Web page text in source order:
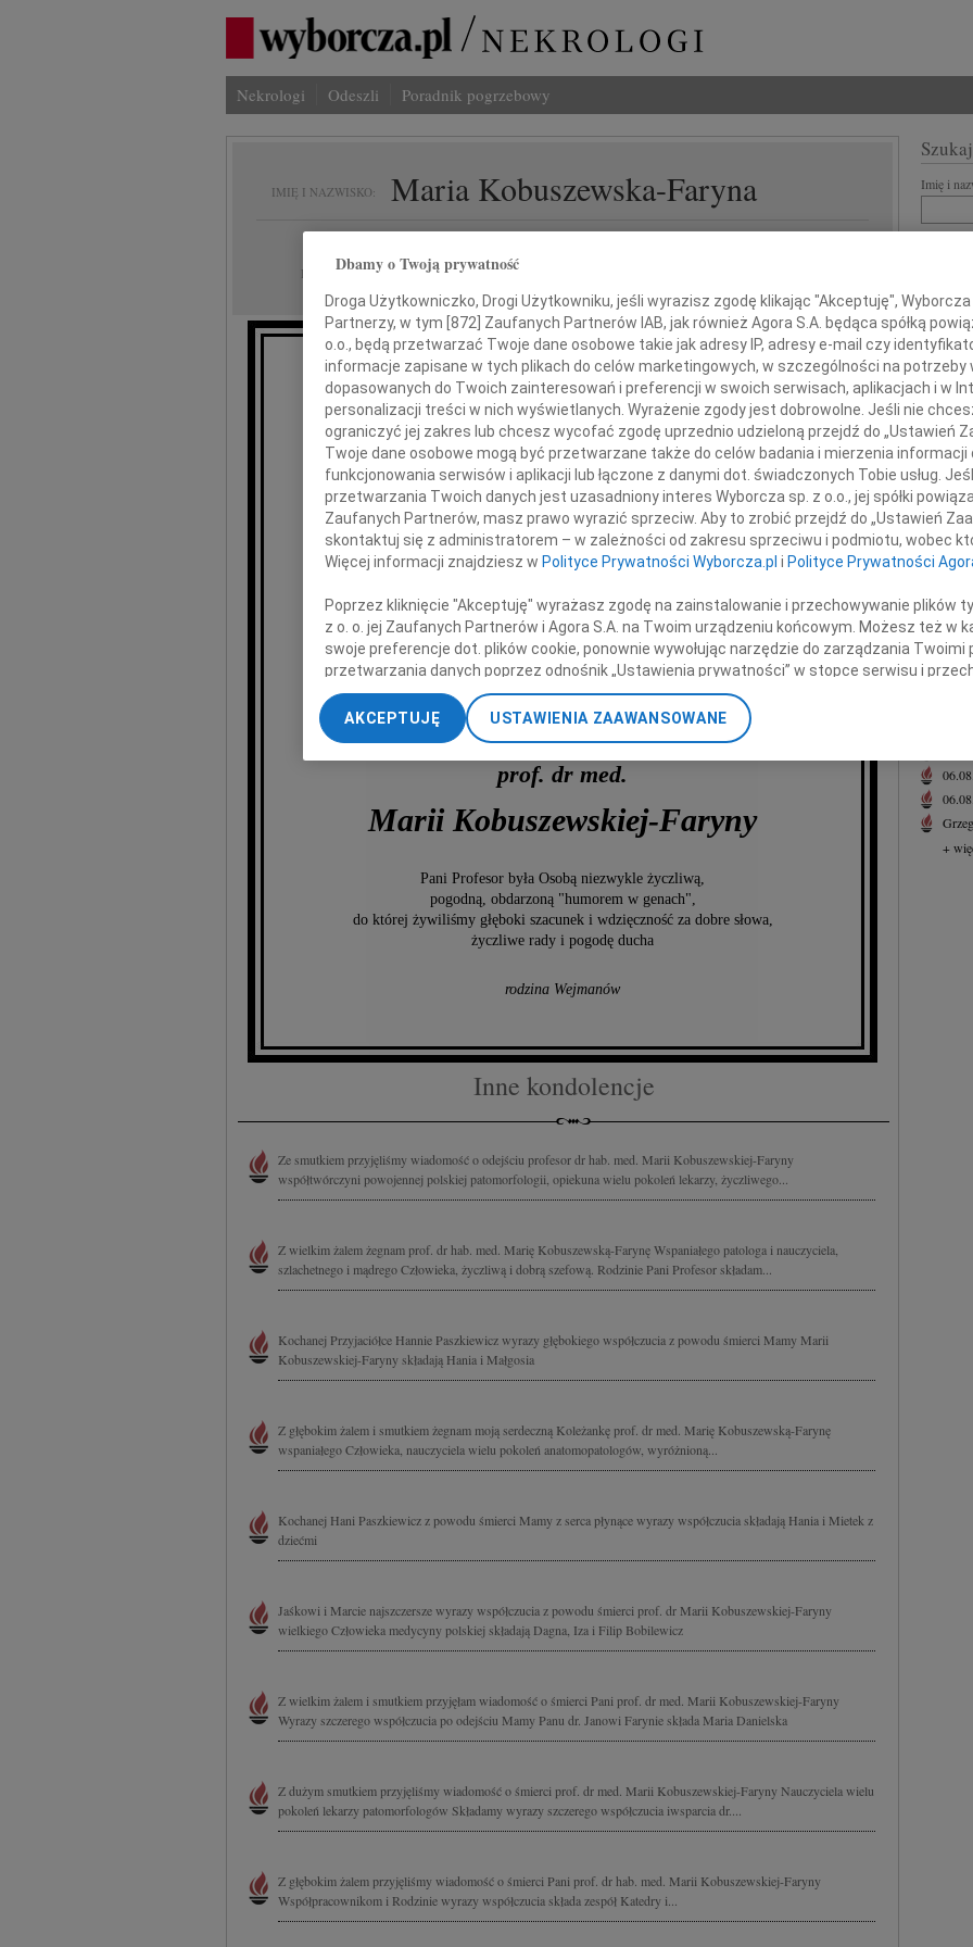
Nekrologi Odeszli Poradnik pogrzebowy
IMIĘ I NAZWISKO: Maria Kobuszewska-Faryna
DATA EMISJI: 25.11.2009
Z wyrazami serdecznego i szczerego współczucia
dla
Hani i Janka
z
Rodzinami
z powodu odejścia
Mamy
prof. dr med.
Marii Kobuszewskiej-Faryny
Pani Profesor była Osobą niezwykle życzliwą,
pogodną, obdarzoną "humorem w genach",
do której żywiliśmy głęboki szacunek i wdzięczność za dobre słowa,
życzliwe rady i pogodę ducha
rodzina Wejmanów
Inne kondolencje
Ze smutkiem przyjęliśmy wiadomość o odejściu profesor dr hab. med. Marii Kobuszewskiej-Faryny
współtwórczyni powojennej polskiej patomorfologii, opiekuna wielu pokoleń lekarzy, życzliwego...
Z wielkim żalem żegnam prof. dr hab. med. Marię Kobuszewską-Farynę Wspaniałego patologa i nauczyciela,
szlachetnego i mądrego Człowieka, życzliwą i dobrą szefową. Rodzinie Pani Profesor składam...
Kochanej Przyjaciółce Hannie Paszkiewicz wyrazy głębokiego współczucia z powodu śmierci Mamy Marii
Kobuszewskiej-Faryny składają Hania i Małgosia
Z głębokim żalem i smutkiem żegnam moją serdeczną Koleżankę prof. dr med. Marię Kobuszewską-Farynę
wspaniałego Człowieka, nauczyciela wielu pokoleń anatomopatologów, wyróżnioną...
Kochanej Hani Paszkiewicz z powodu śmierci Mamy z serca płynące wyrazy współczucia składają Hania i Mietek z
dziećmi
Jaśkowi i Marcie najszczersze wyrazy współczucia z powodu śmierci prof. dr Marii Kobuszewskiej-Faryny
wielkiego Człowieka medycyny polskiej składają Dagna, Iza i Filip Bobilewicz
Z wielkim żalem i smutkiem przyjęłam wiadomość o śmierci Pani prof. dr med. Marii Kobuszewskiej-Faryny
Wyrazy szczerego współczucia po odejściu Mamy Panu dr. Janowi Farynie składa Maria Danielska
Z dużym smutkiem przyjęliśmy wiadomość o śmierci prof. dr med. Marii Kobuszewskiej-Faryny Nauczyciela wielu
pokoleń lekarzy patomorfologów Składamy wyrazy szczerego współczucia iwsparcia dr....
Z głębokim żalem przyjęliśmy wiadomość o śmierci Pani prof. dr hab. med. Marii Kobuszewskiej-Faryny
Współpracownikom i Rodzinie wyrazy współczucia składa zespół Katedry i...
Imię i
INNE
Z
Z
27
Mgr
Z
+
+
Dbamy o Twoją prywatność
Droga Użytkowniczko, Drogi Użytkowniku, jeśli wyrazisz zgodę klikając "Akceptuję",
Partnerzy, w tym [ 872 ] Zaufanych Partnerów IAB, jak również Agora S.A. będąca spółką
o.o., będą przetwarzać Twoje dane osobowe takie jak adresy IP, adresy e-mail czy
informacje zapisane w tych plikach do celów marketingowych, w szczególności na potrzeby
dopasowanych do Twoich zainteresowań i preferencji w swoich serwisach, aplikacjach i w
personalizacji treści w nich wyświetlanych. Wyrażenie zgody jest dobrowolne. Jeśli nie
ograniczyć jej zakres lub chcesz wycofać zgodę uprzednio udzieloną przejdź do „Ustawień
Twoje dane osobowe mogą być przetwarzane także do celów badania i mierzenia
funkcjonowania serwisów i aplikacji lub łączone z danymi dot. świadczonych Tobie usług.
przetwarzania Twoich danych jest uzasadniony interes Wyborcza sp. z o.o., jej spółki
Zaufanych Partnerów, masz prawo wyrazić sprzeciw. Aby to zrobić przejdź do „Ustawień
skontaktuj się z administratorem – w zależności od zakresu sprzeciwu i podmiotu, wobec
Więcej informacji znajdziesz w Polityce Prywatności Wyborcza.pl i Polityce Prywatności
Poprzez kliknięcie "Akceptuję" wyrażasz zgodę na zainstalowanie i przechowywanie plików
z o. o. jej Zaufanych Partnerów i Agora S.A. na Twoim urządzeniu końcowym. Możesz też w
swoje preferencje dot. plików cookie, ponownie wywołując narzędzie do zarządzania Twoimi
przetwarzania danych poprzez odnośnik „Ustawienia prywatności” w stopce serwisu i
„Ustawienia zaawansowane”. Zmiana ustawień plików cookie możliwa jest także za pomocą
My, nasi Zaufani Partnerzy i Agora S.A. możemy przetwarzać dane osobowe w
dokładnych danych geolokalizacyjnych. Aktywne skanowanie charakterystyki urządzenia do
Przechowywanie informacji na urządzeniu lub dostęp do nich. Spersonalizowane reklamy i
USTAWIENIA ZAAWANSOWANE
AKCEPTUJĘ